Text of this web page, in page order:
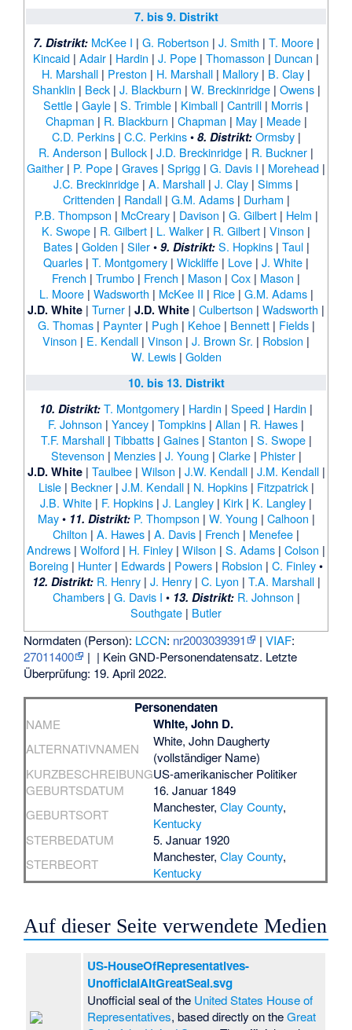
7. bis 9. Distrikt
7. Distrikt: McKee I | G. Robertson | J. Smith | T. Moore|
Kincaid | Adair | Hardin | J. Pope | Thomasson | Duncan |
H. Marshall | Preston | H. Marshall | Mallory | B. Clay |
Shanklin | Beck| J. Blackburn | W. Breckinridge| Owens|
Settle | Gayle | S. Trimble | Kimball | Cantrill | Morris |
Chapman | R. Blackburn | Chapman | May| Meade|
C.D. Perkins| C.C. Perkins• 8. Distrikt: Ormsby|
R. Anderson | Bullock | J.D. Breckinridge | R. Buckner |
Gaither | P. Pope | Graves | Sprigg | G. Davis I | Morehead |
J.C. Breckinridge | A. Marshall | J. Clay | Simms |
Crittenden | Randall| G.M. Adams| Durham |
P.B. Thompson | McCreary| Davison | G. Gilbert| Helm |
K. Swope | R. Gilbert | L. Walker | R. Gilbert | Vinson |
Bates| Golden | Siler• 9. Distrikt: S. Hopkins| Taul|
Quarles | T. Montgomery | Wickliffe | Love | J. White |
French | Trumbo | French | Mason | Cox | Mason |
L. Moore| Wadsworth | McKee II | Rice| G.M. Adams|
J.D. White | Turner | J.D. White | Culbertson | Wadsworth |
G. Thomas| Paynter| Pugh | Kehoe| Bennett| Fields|
Vinson | E. Kendall | Vinson | J. Brown Sr. | Robsion |
W. Lewis| Golden
10. bis 13. Distrikt
10. Distrikt: T. Montgomery | Hardin | Speed | Hardin |
F. Johnson | Yancey | Tompkins | Allan | R. Hawes |
T.F. Marshall| Tibbatts| Gaines| Stanton | S. Swope|
Stevenson | Menzies| J. Young | Clarke| Phister|
J.D. White| Taulbee| Wilson | J.W. Kendall| J.M. Kendall|
Lisle| Beckner| J.M. Kendall| N. Hopkins| Fitzpatrick|
J.B. White | F. Hopkins | J. Langley | Kirk | K. Langley |
May• 11. Distrikt: P. Thompson | W. Young | Calhoon |
Chilton | A. Hawes | A. Davis | French | Menefee |
Andrews | Wolford | H. Finley | Wilson | S. Adams | Colson |
Boreing | Hunter | Edwards | Powers | Robsion | C. Finley•
12. Distrikt: R. Henry| J. Henry| C. Lyon | T.A. Marshall|
Chambers| G. Davis I • 13. Distrikt: R. Johnson |
Southgate | Butler
Normdaten (Person): LCCN: nr2003039391 |VIAF:
27011400
| | Kein GND-Personendatensatz. Letzte
Überprüfung: 19. April 2022.
Personendaten
NAME White, John D.
ALTERNATIVNAMEN
White, John Daugherty
(vollständiger Name)
KURZBESCHREIBUNGUS-amerikanischer Politiker
GEBURTSDATUM
16. Januar 1849
GEBURTSORT
Manchester,Clay County,
Kentucky
STERBEDATUM
5. Januar 1920
STERBEORT
Manchester,Clay County,
Kentucky
Auf dieser Seite verwendete Medien
US-HouseOfRepresentatives-
UnofficialAltGreatSeal.svg
Unofficial seal of the United States House of
Representatives, based directly on theGreat